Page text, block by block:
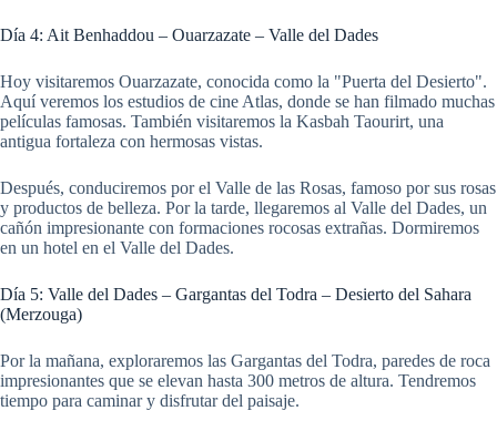
Día 4: Ait Benhaddou – Ouarzazate – Valle del Dades
Hoy visitaremos Ouarzazate, conocida como la "Puerta del Desierto".
Aquí veremos los estudios de cine Atlas, donde se han filmado muchas
películas famosas. También visitaremos la Kasbah Taourirt, una
antigua fortaleza con hermosas vistas.
Después, conduciremos por el Valle de las Rosas, famoso por sus rosas
y productos de belleza. Por la tarde, llegaremos al Valle del Dades, un
cañón impresionante con formaciones rocosas extrañas. Dormiremos
en un hotel en el Valle del Dades.
Día 5: Valle del Dades – Gargantas del Todra – Desierto del Sahara
(Merzouga)
Por la mañana, exploraremos las Gargantas del Todra, paredes de roca
impresionantes que se elevan hasta 300 metros de altura. Tendremos
tiempo para caminar y disfrutar del paisaje.